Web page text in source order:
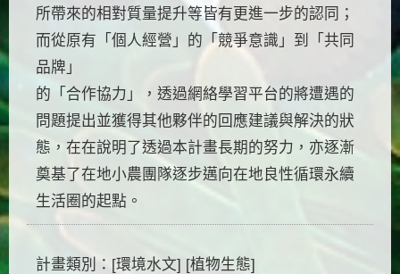
所帶來的相對質量提升等皆有更進一步的認同；
而從原有「個人經營」的「競爭意識」到「共同
品牌」
的「合作協力」，透過網絡學習平台的將遭遇的
問題提出並獲得其他夥伴的回應建議與解決的狀
態，在在說明了透過本計畫長期的努力，亦逐漸
奠基了在地小農團隊逐步邁向在地良性循環永續
生活圈的起點。
計畫類別：[環境水文] [植物生態]